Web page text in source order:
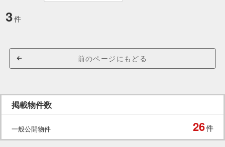
3件
前のページにもどる
掲載物件数
一般公開物件 26件